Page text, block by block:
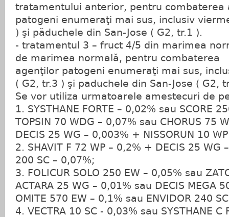
tratamentului anterior, pentru combaterea
patogeni enumeraţi mai sus, inclusiv
) şi păduchele din San-Jose ( G2, tr.1 ).
- tratamentul 3 – fruct 4/5 din marimea
de marimea normală, pentru combaterea
agenţilor patogeni enumeraţi mai sus,
( G2, tr.3 ) şi paduchele din San-Jose ( G2,
Se vor utiliza urmatoarele amestecuri de
1. SYSTHANE FORTE – 0,02% sau SCORE
TOPSIN 70 WDG – 0,07% sau CHORUS 75
DECIS 25 WG – 0,003% + NISSORUN 10
2. SHAVIT F 72 WP – 0,2% + DECIS 25 WG
200 SC – 0,07%;
3. FOLICUR SOLO 250 EW – 0,05% sau
ACTARA 25 WG – 0,01% sau DECIS MEGA
OMITE 570 EW – 0,1% sau ENVIDOR 240
4. VECTRA 10 SC - 0,03% sau SYSTHANE C